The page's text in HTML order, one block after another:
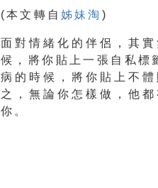
(本文轉自 姊妹淘 )
面對情緒化的伴侶，其
候，將你貼上一張自私標
病的時候，將你貼上不
之，無論你怎樣做，他都
你。